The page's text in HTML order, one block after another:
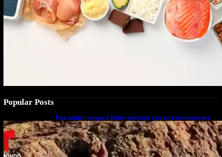
Popular Posts
Una mujer asegura haber peleado con un extraterrestre
cuerpo a cuerpo